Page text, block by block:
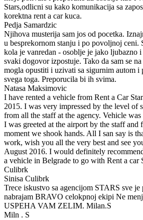
Stars,odlicni su kako komunikacija sa
korektna rent a car kuca.
Pedja Samardzic
Njihova musterija sam jos od pocetka.
u besprekornom stanju i po povoljnoj ceni.
kola je vanredan - osoblje je jako ljubazno
svaki dogovor izpostuje. Tako da sam se
mogla opustiti i uzivati sa sigurnim autom i
svega toga. Preporucila bi ih svima.
Natasa Maksimovic
I have rented a vehicle from Rent a Car
2015. I was very impressed by the level of
from all the staff at the agency. Vehicle
I was greeted at the airport by the staff and
moment we shook hands. All I san say is
work, wish you all the very best and see
August 2016. I would definitely
a vehicle in Belgrade to go with Rent a car
Culibrk
Sinisa Culibrk
Trece iskustvo sa agencijom STARS sve je
nabrajam BRAVO celokpnoj ekipi Ne
USPEHA VAM ZELIM. Milan.S
Miln . S